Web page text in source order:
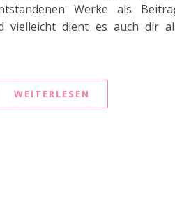
Werke als
vielleicht dient es auch dir
WEITERLESEN